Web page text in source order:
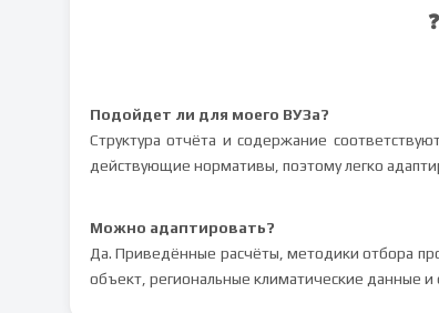
Подойдет ли для моего ВУЗа?
Структура отчёта и содержание
действующие нормативы, поэтому легко
Можно адаптировать?
Да. Приведённые расчёты, методики отбора
объект, региональные климатические данные